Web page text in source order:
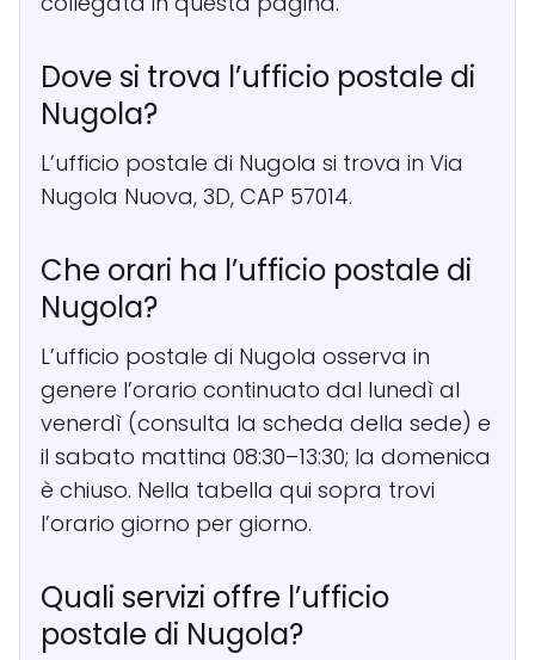
Dove si trova l’ufficio postale di
Nugola?
L’ufficio postale di Nugola si trova in Via
Nugola Nuova, 3D, CAP 57014.
Che orari ha l’ufficio postale di
Nugola?
L’ufficio postale di Nugola osserva in
genere l’orario continuato dal lunedì al
venerdì (consulta la scheda della sede) e
il sabato mattina 08:30–13:30; la domenica
è chiuso. Nella tabella qui sopra trovi
l’orario giorno per giorno.
Quali servizi offre l’ufficio
postale di Nugola?